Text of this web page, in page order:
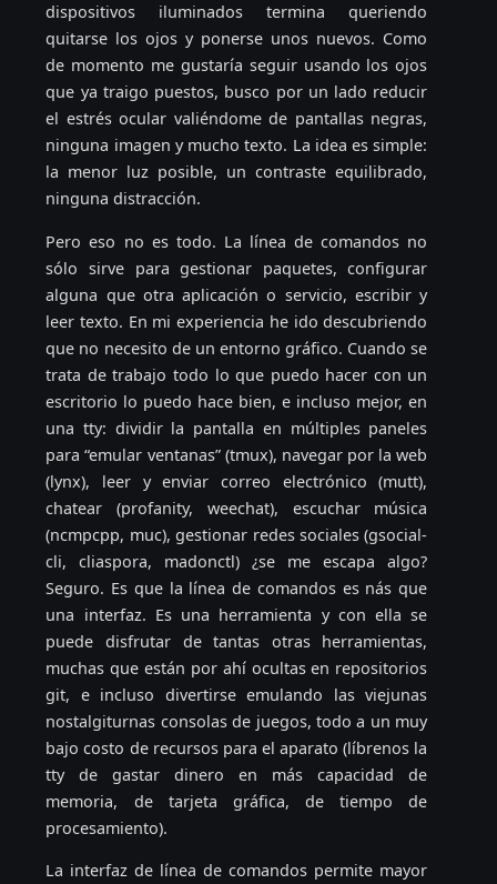
dispositivos iluminados termina queriendo
quitarse los ojos y ponerse unos nuevos. Como
de momento me gustaría seguir usando los ojos
que ya traigo puestos, busco por un lado reducir
el estrés ocular valiéndome de pantallas negras,
ninguna imagen y mucho texto. La idea es simple:
la menor luz posible, un contraste equilibrado,
ninguna distracción.
Pero eso no es todo. La línea de comandos no
sólo sirve para gestionar paquetes, configurar
alguna que otra aplicación o servicio, escribir y
leer texto. En mi experiencia he ido descubriendo
que no necesito de un entorno gráfico. Cuando se
trata de trabajo todo lo que puedo hacer con un
escritorio lo puedo hace bien, e incluso mejor, en
una tty: dividir la pantalla en múltiples paneles
para “emular ventanas” (tmux), navegar por la web
(lynx), leer y enviar correo electrónico (mutt),
chatear (profanity, weechat), escuchar música
(ncmpcpp, muc), gestionar redes sociales (gsocial-
cli, cliaspora, madonctl) ¿se me escapa algo?
Seguro. Es que la línea de comandos es nás que
una interfaz. Es una herramienta y con ella se
puede disfrutar de tantas otras herramientas,
muchas que están por ahí ocultas en repositorios
git, e incluso divertirse emulando las viejunas
nostalgiturnas consolas de juegos, todo a un muy
bajo costo de recursos para el aparato (líbrenos la
tty de gastar dinero en más capacidad de
memoria, de tarjeta gráfica, de tiempo de
procesamiento).
La interfaz de línea de comandos permite mayor